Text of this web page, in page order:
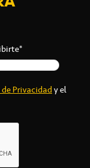
Privacidady el